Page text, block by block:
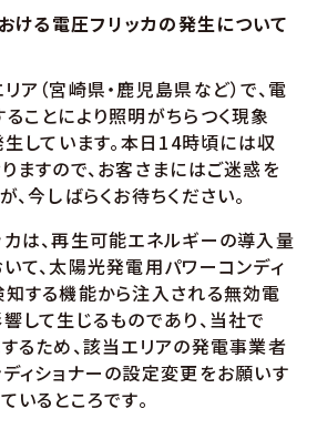
ける電圧フリッカの発生について
ア（宮崎県・鹿児島県など）で、電
ことにより照明がちらつく現象
生しています。本日14時頃には収
ますので、お客さまにはご迷惑を
、今しばらくお待ちください。
は、再生可能エネルギーの導入量
て、太陽光発電用パワーコンディ
する機能から注入される無効電
して生じるものであり、当社で
るため、該当エリアの発電事業者
ィショナーの設定変更をお願いす
いるところです。